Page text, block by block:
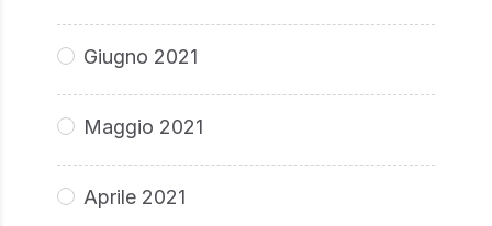
Giugno 2021
Maggio 2021
Aprile 2021